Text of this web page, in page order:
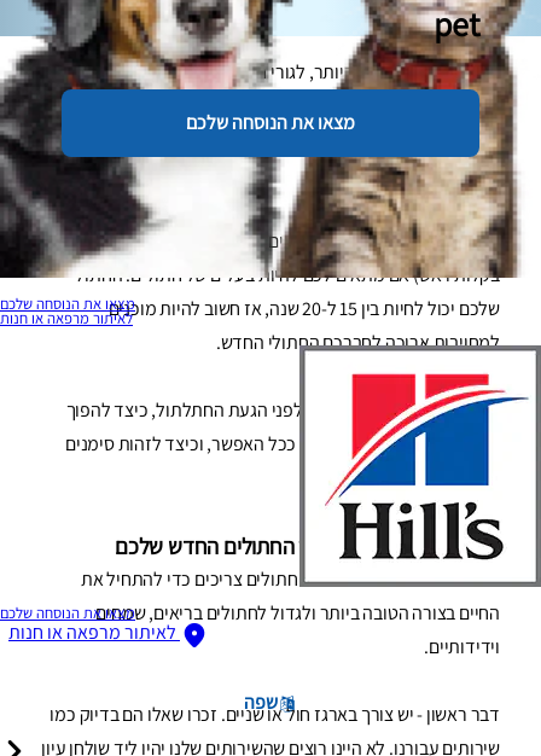
pet
מצאו את הנוסחה שלכם
מצאו את הנוסחה שלכם
לאיתור מרפאה או חנות
מצאו את הנוסחה שלכם
לאיתור מרפאה או חנות
שפה
עיון
מלבד היותם חמודים ביותר, לגורי חתולים יתרונות רבים אחרים
כחיות מחמד. באופן טבעי הם בעלי חיים נקיים מאוד, ויכולים להיות
די עצמאיים כשהם גדלים, כלומר לרוב הם דורשים פחות זמן טיפול
מאשר כלבים, למשל.
חתלתולים הם שובבים ומשעשעים מאוד, אבל כדאי לשקול (ולא
בקלות ראש) אם מתאים לכם להיות בעלים של חתולים. החתול
שלכם יכול לחיות בין 15 ל-20 שנה, אז חשוב להיות מוכנים
למחויבות ארוכה לחברכם החתולי החדש.
במאמר זה נבחן מה תצטרכו לפני הגעת החתלתול, כיצד להפוך
את הימים הראשונים לרגועים ככל האפשר, וכיצד לזהות סימנים
של חתלתול חולה.
הצרכים הבסיסיים של גור החתולים החדש שלכם
יש כמה דברים בסיסיים שגורי חתולים צריכים כדי להתחיל את
החיים בצורה הטובה ביותר ולגדול לחתולים בריאים, שמחים
וידידותיים.
דבר ראשון - יש צורך בארגז חול או שניים. זכרו שאלו הם בדיוק כמו
שירותים עבורנו. לא היינו רוצים שהשירותים שלנו יהיו ליד שולחן